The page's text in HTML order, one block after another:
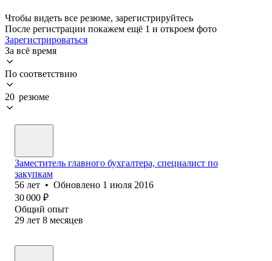
Чтобы видеть все резюме, зарегистрируйтесь
После регистрации покажем ещё 1 и откроем фото
Зарегистрироваться
За всё время
По соответствию
20 резюме
Заместитель главного бухгалтера, специалист по
закупкам
56 лет • Обновлено 1 июля 2016
30 000 ₽
Общий опыт
29 лет 8 месяцев